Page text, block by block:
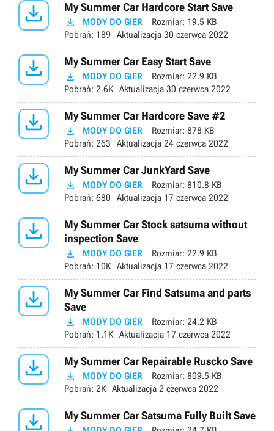
 My Summer Car Hardcore Start Save
 MODY DO GIER Rozmiar: 19.5 KB
Pobrań: 189 Aktualizacja 30 czerwca 2022
 My Summer Car Easy Start Save
 MODY DO GIER Rozmiar: 22.9 KB
Pobrań: 2.6K Aktualizacja 30 czerwca 2022
 My Summer Car Hardcore Save #2
 MODY DO GIER Rozmiar: 878 KB
Pobrań: 263 Aktualizacja 24 czerwca 2022
 My Summer Car JunkYard Save
 MODY DO GIER Rozmiar: 810.8 KB
Pobrań: 680 Aktualizacja 17 czerwca 2022

My Summer Car Stock satsuma without
inspection Save
 MODY DO GIER Rozmiar: 22.9 KB
Pobrań: 10K Aktualizacja 17 czerwca 2022

My Summer Car Find Satsuma and parts
Save
 MODY DO GIER Rozmiar: 24.2 KB
Pobrań: 1.1K Aktualizacja 17 czerwca 2022
 My Summer Car Repairable Ruscko Save
 MODY DO GIER Rozmiar: 809.5 KB
Pobrań: 2K Aktualizacja 2 czerwca 2022
 My Summer Car Satsuma Fully Built Save